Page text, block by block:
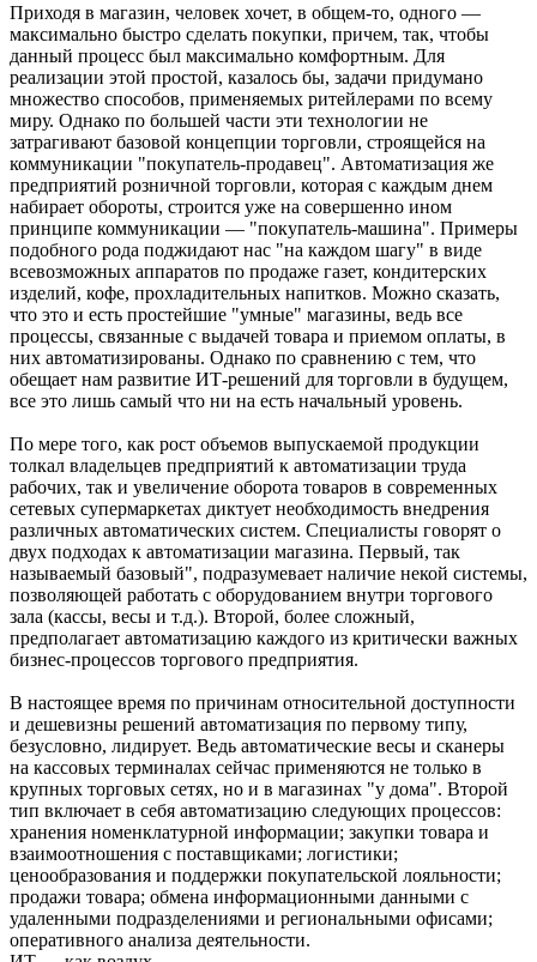
Приходя в магазин, человек хочет, в общем-то, одного —
максимально быстро сделать покупки, причем, так, чтобы
данный процесс был максимально комфортным. Для
реализации этой простой, казалось бы, задачи придумано
множество способов, применяемых ритейлерами по всему
миру. Однако по большей части эти технологии не
затрагивают базовой концепции торговли, строящейся на
коммуникации "покупатель-продавец". Автоматизация же
предприятий розничной торговли, которая с каждым днем
набирает обороты, строится уже на совершенно ином
принципе коммуникации — "покупатель-машина". Примеры
подобного рода поджидают нас "на каждом шагу" в виде
всевозможных аппаратов по продаже газет, кондитерских
изделий, кофе, прохладительных напитков. Можно сказать,
что это и есть простейшие "умные" магазины, ведь все
процессы, связанные с выдачей товара и приемом оплаты, в
них автоматизированы. Однако по сравнению с тем, что
обещает нам развитие ИТ-решений для торговли в будущем,
все это лишь самый что ни на есть начальный уровень.
По мере того, как рост объемов выпускаемой продукции
толкал владельцев предприятий к автоматизации труда
рабочих, так и увеличение оборота товаров в современных
сетевых супермаркетах диктует необходимость внедрения
различных автоматических систем. Специалисты говорят о
двух подходах к автоматизации магазина. Первый, так
называемый базовый", подразумевает наличие некой системы,
позволяющей работать с оборудованием внутри торгового
зала (кассы, весы и т.д.). Второй, более сложный,
предполагает автоматизацию каждого из критически важных
бизнес-процессов торгового предприятия.
В настоящее время по причинам относительной доступности
и дешевизны решений автоматизация по первому типу,
безусловно, лидирует. Ведь автоматические весы и сканеры
на кассовых терминалах сейчас применяются не только в
крупных торговых сетях, но и в магазинах "у дома". Второй
тип включает в себя автоматизацию следующих процессов:
хранения номенклатурной информации; закупки товара и
взаимоотношения с поставщиками; логистики;
ценообразования и поддержки покупательской лояльности;
продажи товара; обмена информационными данными с
удаленными подразделениями и региональными офисами;
оперативного анализа деятельности.